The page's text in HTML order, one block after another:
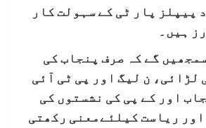
پیپلز پار ٹی کے سہولت کار
ہیں۔
سمجھیں گے کہ صرف پنجاب کی
لڑائی، ن لیگ اور پی ٹی آئی
اور کے پی کی نشستوں کی
ریاست کیلئےمعنی رکھتی